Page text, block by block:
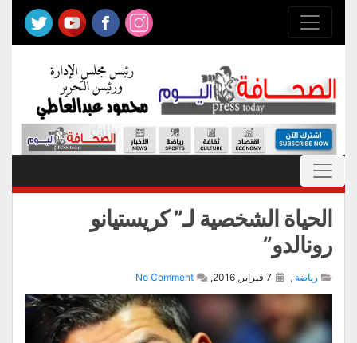
الحياة الشخصية لـ” كريستيانو
رونالدو”
رياضة ,
No Comment